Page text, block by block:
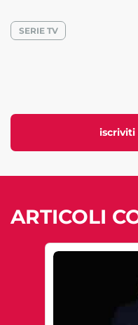
iscriviti
SERIE TV
ARTICOLI